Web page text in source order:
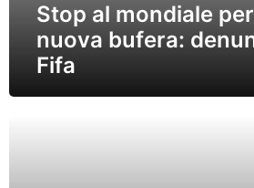
Stop al mondiale
nuova bufera:
Fifa